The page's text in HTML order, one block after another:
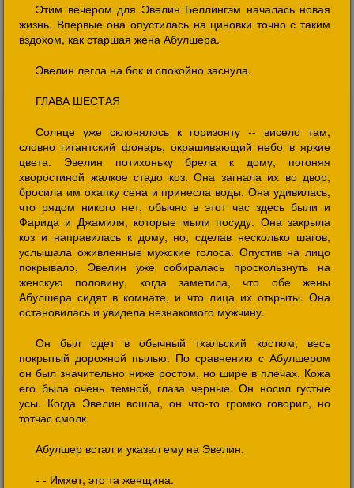
Этим вечером для Эвелин Беллингэм началась новая
жизнь. Впервые она опустилась на циновки точно с таким
вздохом, как старшая жена Абулшера.
Эвелин легла на бок и спокойно заснула.
ГЛАВА ШЕСТАЯ
Солнце уже склонялось к горизонту -- висело там,
словно гигантский фонарь, окрашивающий небо в яркие
цвета. Эвелин потихоньку брела к дому, погоняя
хворостиной жалкое стадо коз. Она загнала их во двор,
бросила им охапку сена и принесла воды. Она удивилась,
что рядом никого нет, обычно в этот час здесь были и
Фарида и Джамиля, которые мыли посуду. Она закрыла
коз и направилась к дому, но, сделав несколько шагов,
услышала оживленные мужские голоса. Опустив на лицо
покрывало, Эвелин уже собиралась проскользнуть на
женскую половину, когда заметила, что обе жены
Абулшера сидят в комнате, и что лица их открыты. Она
остановилась и увидела незнакомого мужчину.
Он был одет в обычный тхальский костюм, весь
покрытый дорожной пылью. По сравнению с Абулшером
он был значительно ниже ростом, но шире в плечах. Кожа
его была очень темной, глаза черные. Он носил густые
усы. Когда Эвелин вошла, он что-то громко говорил, но
тотчас смолк.
Абулшер встал и указал ему на Эвелин.
- - Имхет, это та женщина.